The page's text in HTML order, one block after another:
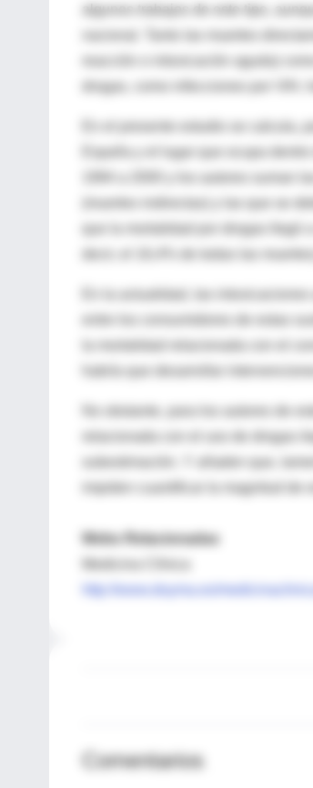
algunos trabajos de este tipo,
nacional. Tanto las muertes
reacción o intoxicación aguda)
drogas, como infecciones por VIH,
En el presente estudio se calcula,
España y el lugar que ocupa
1994 a 2000 y los autores suman
(muertes indirectas) y las que se
que la mortalidad por drogas llegó
En la actualidad, las
la mortalidad relacionada con el
habría que desarrollar
No obstante, para los autores de
relacionada con el uso de drogas
impiden cuantificar la magnitud de
Webs Relacionadas
Comentarios